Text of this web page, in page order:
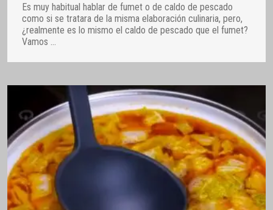
Es muy habitual hablar de fumet o de caldo de pescado
como si se tratara de la misma elaboración culinaria, pero,
¿realmente es lo mismo el caldo de pescado que el fumet?
Vamos …